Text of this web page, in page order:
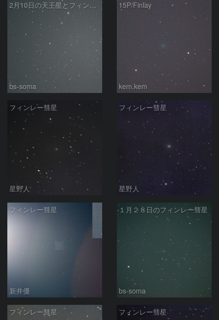
2月10日の天王星とフィンレー彗星
bs-soma
15P/Finlay
kem.kem
フィンレー彗星
星野人
フィンレー彗星
星野人
フィンレー彗星
新井優
１月２８日のフィンレー彗星
bs-soma
フィンレー彗星 フィンレー彗星